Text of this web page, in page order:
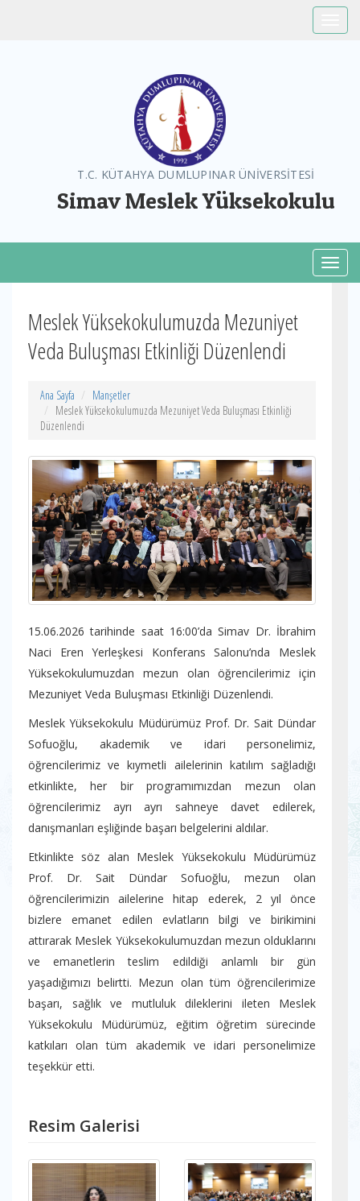
T.C. KÜTAHYA DUMLUPINAR ÜNİVERSİTESİ
Simav Meslek Yüksekokulu
Meslek Yüksekokulumuzda Mezuniyet
Veda Buluşması Etkinliği Düzenlendi
Ana Sayfa
Manşetler
Meslek Yüksekokulumuzda Mezuniyet Veda Buluşması Etkinliği
Düzenlendi
15.06.2026 tarihinde saat 16:00’da Simav Dr. İbrahim
Naci Eren Yerleşkesi Konferans Salonu’nda Meslek
Yüksekokulumuzdan mezun olan öğrencilerimiz için
Mezuniyet Veda Buluşması Etkinliği Düzenlendi.
Meslek Yüksekokulu Müdürümüz Prof. Dr. Sait Dündar
Sofuoğlu, akademik ve idari personelimiz,
öğrencilerimiz ve kıymetli ailelerinin katılım sağladığı
etkinlikte, her bir programımızdan mezun olan
öğrencilerimiz ayrı ayrı sahneye davet edilerek,
danışmanları eşliğinde başarı belgelerini aldılar.
Etkinlikte söz alan Meslek Yüksekokulu Müdürümüz
Prof. Dr. Sait Dündar Sofuoğlu, mezun olan
öğrencilerimizin ailelerine hitap ederek, 2 yıl önce
bizlere emanet edilen evlatların bilgi ve birikimini
attırarak Meslek Yüksekokulumuzdan mezun olduklarını
ve emanetlerin teslim edildiği anlamlı bir gün
yaşadığımızı belirtti. Mezun olan tüm öğrencilerimize
başarı, sağlık ve mutluluk dileklerini ileten Meslek
Yüksekokulu Müdürümüz, eğitim öğretim sürecinde
katkıları olan tüm akademik ve idari personelimize
teşekkür etti.
Resim Galerisi